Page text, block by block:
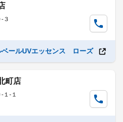
３
ールUVエッセンス ローズ
町店
１-１